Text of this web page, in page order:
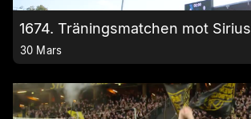
1674. Träningsmatchen mot Sirius
30 Mars